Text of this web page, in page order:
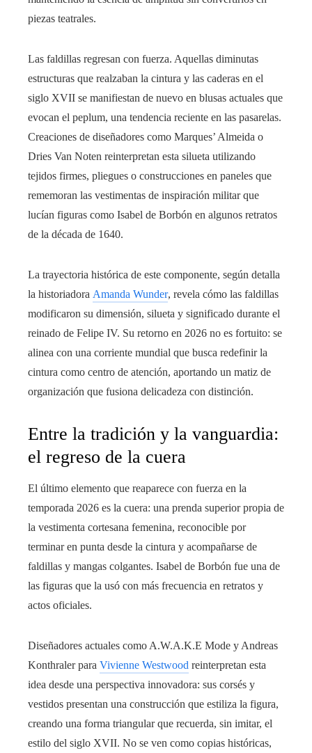
piezas teatrales.
Las faldillas regresan con fuerza. Aquellas diminutas
estructuras que realzaban la cintura y las caderas en el
siglo XVII se manifiestan de nuevo en blusas actuales que
evocan el peplum, una tendencia reciente en las pasarelas.
Creaciones de diseñadores como Marques’ Almeida o
Dries Van Noten reinterpretan esta silueta utilizando
tejidos firmes, pliegues o construcciones en paneles que
rememoran las vestimentas de inspiración militar que
lucían figuras como Isabel de Borbón en algunos retratos
de la década de 1640.
La trayectoria histórica de este componente, según detalla
la historiadora Amanda Wunder, revela cómo las faldillas
modificaron su dimensión, silueta y significado durante el
reinado de Felipe IV. Su retorno en 2026 no es fortuito: se
alinea con una corriente mundial que busca redefinir la
cintura como centro de atención, aportando un matiz de
organización que fusiona delicadeza con distinción.
Entre la tradición y la vanguardia:
el regreso de la cuera
El último elemento que reaparece con fuerza en la
temporada 2026 es la cuera: una prenda superior propia de
la vestimenta cortesana femenina, reconocible por
terminar en punta desde la cintura y acompañarse de
faldillas y mangas colgantes. Isabel de Borbón fue una de
las figuras que la usó con más frecuencia en retratos y
actos oficiales.
Diseñadores actuales como A.W.A.K.E Mode y Andreas
Konthraler para Vivienne Westwood reinterpretan esta
idea desde una perspectiva innovadora: sus corsés y
vestidos presentan una construcción que estiliza la figura,
creando una forma triangular que recuerda, sin imitar, el
estilo del siglo XVII. No se ven como copias históricas,